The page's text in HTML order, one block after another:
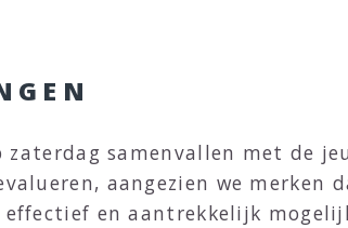
samenvallen met de
aangezien we merken
en aantrekkelijk